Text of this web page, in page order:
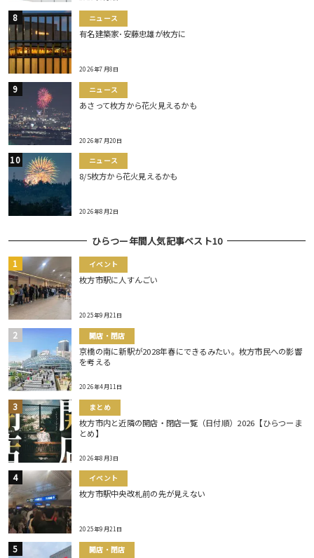
ニュース
有名建築家･安藤忠雄が枚方に
2026年7月8日
ニュース
あさって枚方から花火見えるかも
2026年7月20日
ニュース
8/5枚方から花火見えるかも
2026年8月2日
ひらつー年間人気記事ベスト10
イベント
枚方市駅に人すんごい
2025年9月21日
開店・閉店
京橋の南に新駅が2028年春にできるみたい。枚方市民への影響
を考える
2026年4月11日
まとめ
枚方市内と近隣の開店・閉店一覧（日付順）2026【ひらつーま
とめ】
2026年8月3日
イベント
枚方市駅中央改札前の先が見えない
2025年9月21日
開店・閉店